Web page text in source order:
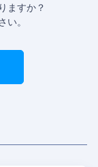
ますか？
。